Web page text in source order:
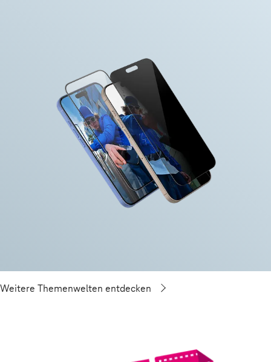
Weitere Themenwelten entdecken